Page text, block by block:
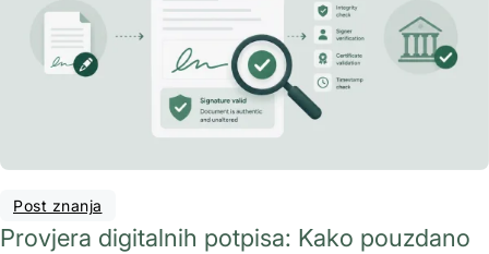
Post znanja
Provjera digitalnih potpisa: Kako pouzdano